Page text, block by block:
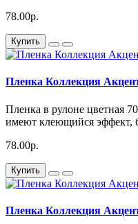
78.00р.
Купить
Пленка Коллекция
Пленка в рулоне цветная
имеют клеющийся эффект,
78.00р.
Купить
Пленка Коллекция